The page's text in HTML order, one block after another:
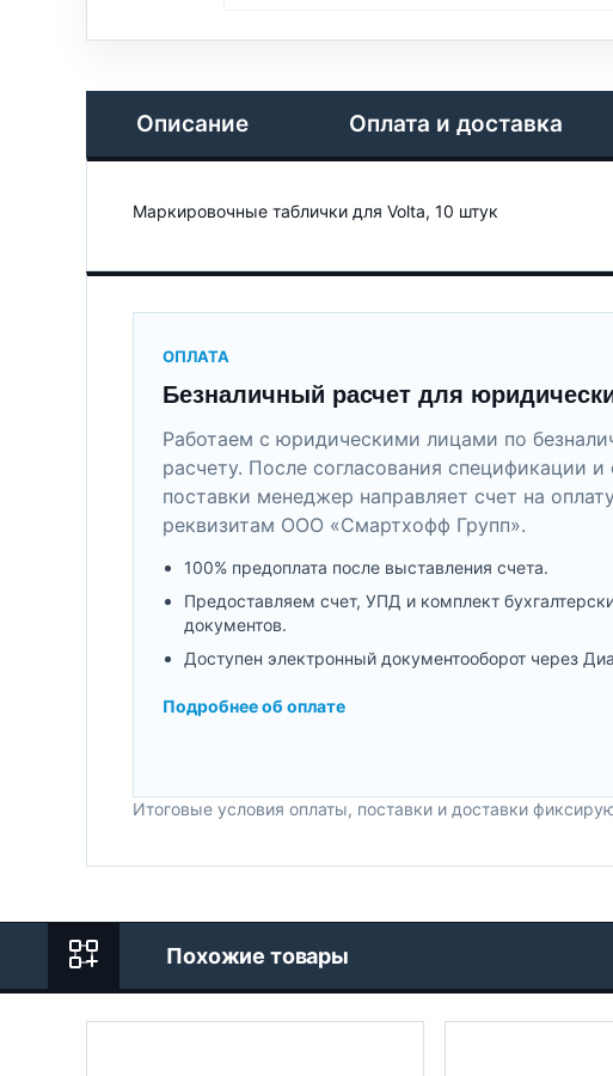
Описание Оплата и доставка
Маркировочные таблички для Volta, 10 штук
ОПЛАТА
Безналичный расчет для
Работаем с юридическими лицами по
расчету. После согласования спецификации и
поставки менеджер направляет счет на
реквизитам ООО «Смартхофф Групп».
100% предоплата после выставления счета.
Предоставляем счет, УПД и комплект
документов.
Доступен электронный документооборот через
Подробнее об оплате
Итоговые условия оплаты, поставки и доставки
Похожие товары